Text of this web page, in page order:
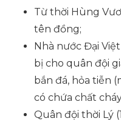
Từ thời Hùng
tên đồng;
Nhà nước Đại
bị cho quân đội
bắn đá, hỏa tiễn
có chứa chất
Quân đội thời Lý